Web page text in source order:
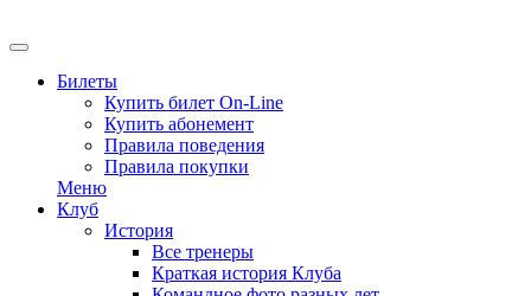
Билеты
Купить билет On-Line
Купить абонемент
Правила поведения
Правила покупки
Меню
Клуб
История
Все тренеры
Краткая история Клуба